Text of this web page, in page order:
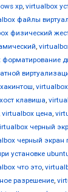
xp, virtualbox
файлы
физический
,
форматирование
, virtualbox
клавиша,
virtualbox цена,
черный
черный экран
установке
что это,
разрешение,